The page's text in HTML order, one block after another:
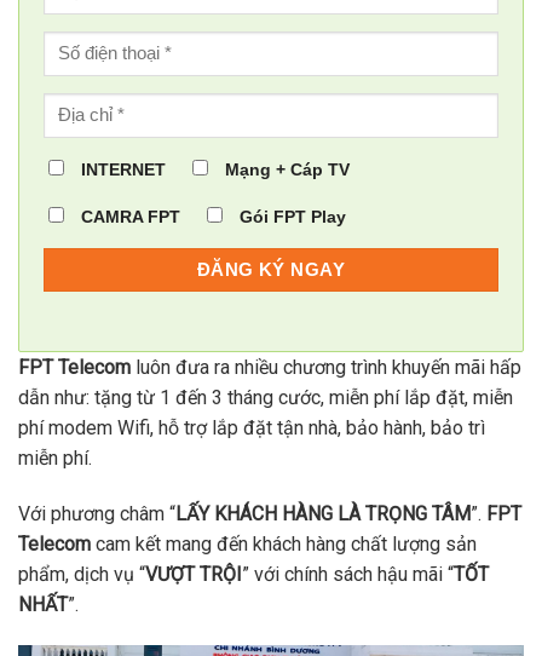
INTERNET Mạng + Cáp TV
CAMRA FPT Gói FPT Play
FPT Telecom luôn đưa ra nhiều chương trình khuyến mãi hấp
dẫn như: tặng từ 1 đến 3 tháng cước, miễn phí lắp đặt, miễn
phí modem Wifi, hỗ trợ lắp đặt tận nhà, bảo hành, bảo trì
miễn phí.
Với phương châm “LẤY KHÁCH HÀNG LÀ TRỌNG TÂM”. FPT
Telecom cam kết mang đến khách hàng chất lượng sản
phẩm, dịch vụ “VƯỢT TRỘI” với chính sách hậu mãi “TỐT
NHẤT”.